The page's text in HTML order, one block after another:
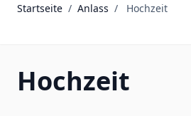
Startseite / Anlass / Hochzeit
Hochzeit